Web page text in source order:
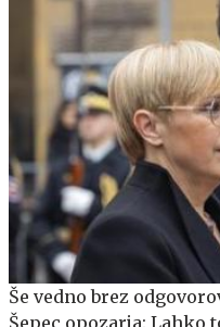
Še vedno brez
Šepec opozarja: Lahko